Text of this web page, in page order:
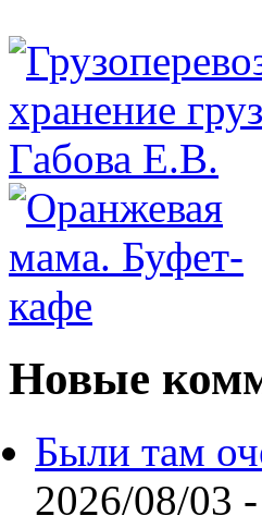
Новые
Были там
2026/08/03